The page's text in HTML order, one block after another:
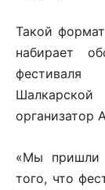
Такой
набирает
Шалкарской
организатор
«Мы пришли
того, что